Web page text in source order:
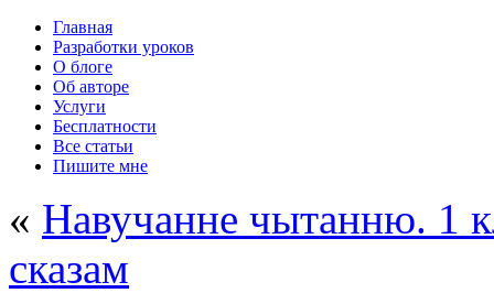
Главная
Разработки уроков
О блоге
Об авторе
Услуги
Бесплатности
Все статьи
Пишите мне
« Навучанне чытанню. 1
сказам